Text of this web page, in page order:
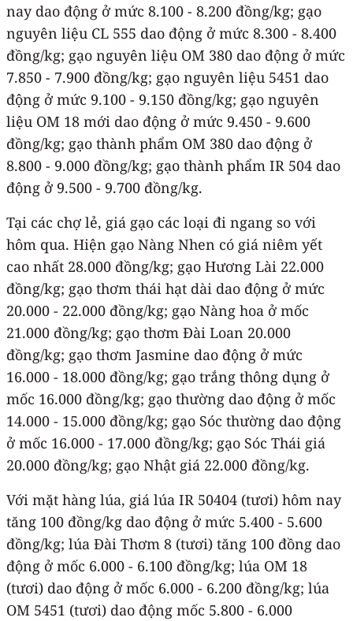
nay dao động ở mức 8.100 - 8.200 đồng/kg; gạo
nguyên liệu CL 555 dao động ở mức 8.300 - 8.400
đồng/kg; gạo nguyên liệu OM 380 dao động ở mức
7.850 - 7.900 đồng/kg; gạo nguyên liệu 5451 dao
động ở mức 9.100 - 9.150 đồng/kg; gạo nguyên
liệu OM 18 mới dao động ở mức 9.450 - 9.600
đồng/kg; gạo thành phẩm OM 380 dao động ở
8.800 - 9.000 đồng/kg; gạo thành phẩm IR 504 dao
động ở 9.500 - 9.700 đồng/kg.
Tại các chợ lẻ, giá gạo các loại đi ngang so với
hôm qua. Hiện gạo Nàng Nhen có giá niêm yết
cao nhất 28.000 đồng/kg; gạo Hương Lài 22.000
đồng/kg; gạo thơm thái hạt dài dao động ở mức
20.000 - 22.000 đồng/kg; gạo Nàng hoa ở mốc
21.000 đồng/kg; gạo thơm Đài Loan 20.000
đồng/kg; gạo thơm Jasmine dao động ở mức
16.000 - 18.000 đồng/kg; gạo trắng thông dụng ở
mốc 16.000 đồng/kg; gạo thường dao động ở mốc
14.000 - 15.000 đồng/kg; gạo Sóc thường dao động
ở mốc 16.000 - 17.000 đồng/kg; gạo Sóc Thái giá
20.000 đồng/kg; gạo Nhật giá 22.000 đồng/kg.
Với mặt hàng lúa, giá lúa IR 50404 (tươi) hôm nay
tăng 100 đồng/kg dao động ở mức 5.400 - 5.600
đồng/kg; lúa Đài Thơm 8 (tươi) tăng 100 đồng dao
động ở mốc 6.000 - 6.100 đồng/kg; lúa OM 18
(tươi) dao động ở mốc 6.000 - 6.200 đồng/kg; lúa
OM 5451 (tươi) dao động mốc 5.800 - 6.000